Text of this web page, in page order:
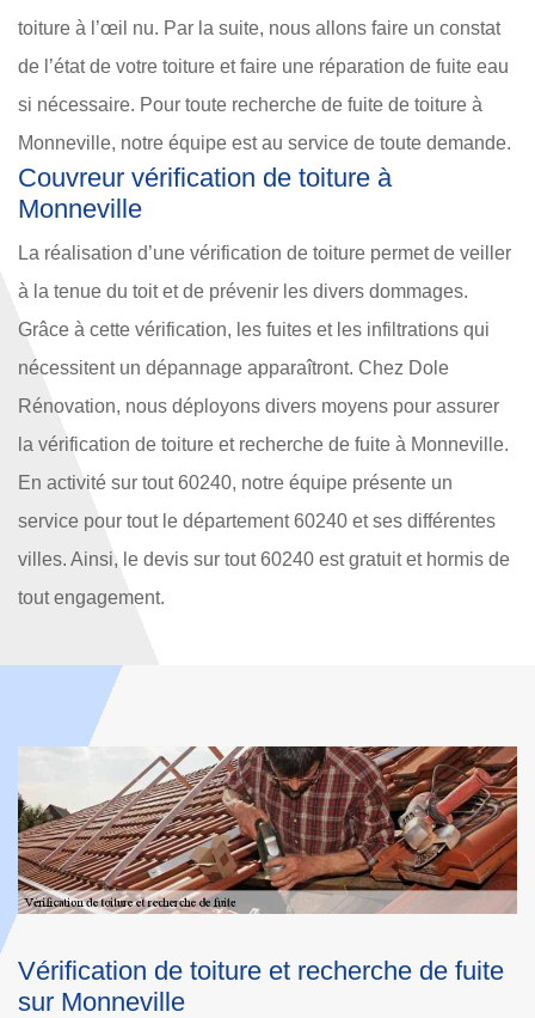
toiture à l’œil nu. Par la suite, nous allons faire un constat
de l’état de votre toiture et faire une réparation de fuite eau
si nécessaire. Pour toute recherche de fuite de toiture à
Monneville, notre équipe est au service de toute demande.
Couvreur vérification de toiture à
Monneville
La réalisation d’une vérification de toiture permet de veiller
à la tenue du toit et de prévenir les divers dommages.
Grâce à cette vérification, les fuites et les infiltrations qui
nécessitent un dépannage apparaîtront. Chez Dole
Rénovation, nous déployons divers moyens pour assurer
la vérification de toiture et recherche de fuite à Monneville.
En activité sur tout 60240, notre équipe présente un
service pour tout le département 60240 et ses différentes
villes. Ainsi, le devis sur tout 60240 est gratuit et hormis de
tout engagement.
Les méthodes de recherche des fuites de
toit à Monneville